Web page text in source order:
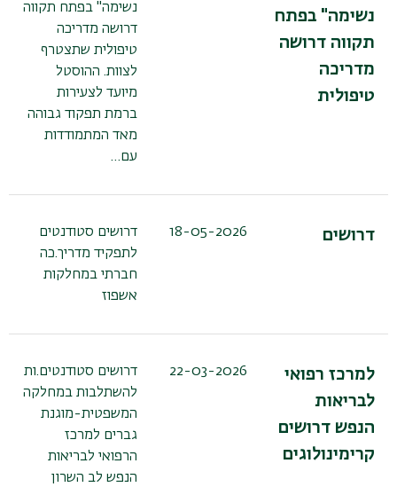
נשימה" בפתח
תקווה דרושה
מדריכה
טיפולית
נשימה" בפתח תקווה
דרושה מדריכה
טיפולית שתצטרף
לצוות. ההוסטל
מיועד לצעירות
ברמת תפקוד גבוהה
מאד המתמודדות
עם…
דרושים 18-05-2026
דרושים סטודנטים
לתפקיד מדריך.כה
חברתי במחלקות
אשפוז
למרכז רפואי
לבריאות
הנפש דרושים
קרימינולוגים
22-03-2026
דרושים סטודנטים.ות
להשתלבות במחלקה
המשפטית-מוגנת
גברים למרכז
הרפואי לבריאות
הנפש לב השרון